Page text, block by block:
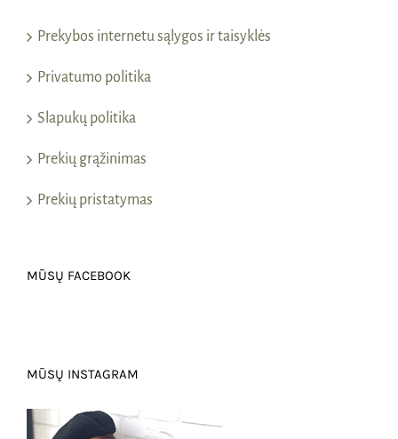
Prekybos internetu sąlygos ir taisyklės
Privatumo politika
Slapukų politika
Prekių grąžinimas
Prekių pristatymas
MŪSŲ FACEBOOK
MŪSŲ INSTAGRAM